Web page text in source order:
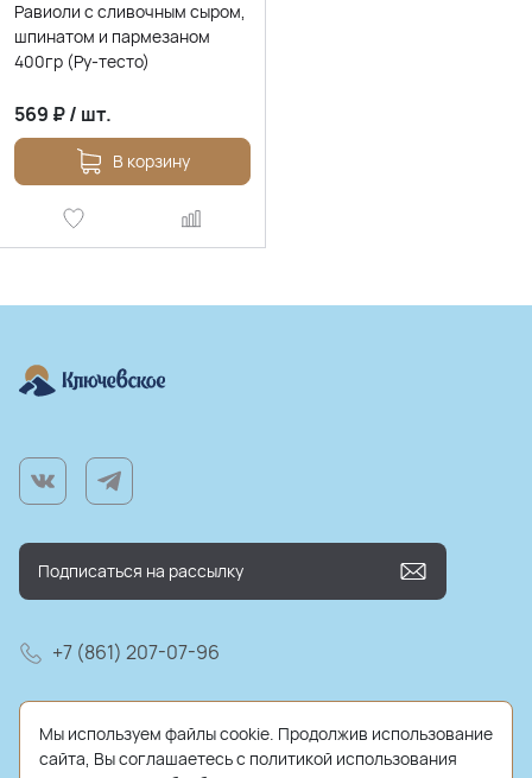
Равиоли с сливочным сыром,
шпинатом и пармезаном
400гр (Ру-тесто)
569 ₽/ шт.
В корзину
+7 (861) 207-07-96
farm@kluchmilk.ru
Мы используем файлы cookie. Продолжив использование
сайта, Вы соглашаетесь с политикой использования